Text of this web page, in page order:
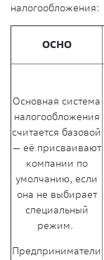
налогообложения:
ОСНО
Основная система
налогообложения
считается базовой
— её присваивают
компании по
умолчанию, если
она не выбирает
специальный
режим.
Предприниматели